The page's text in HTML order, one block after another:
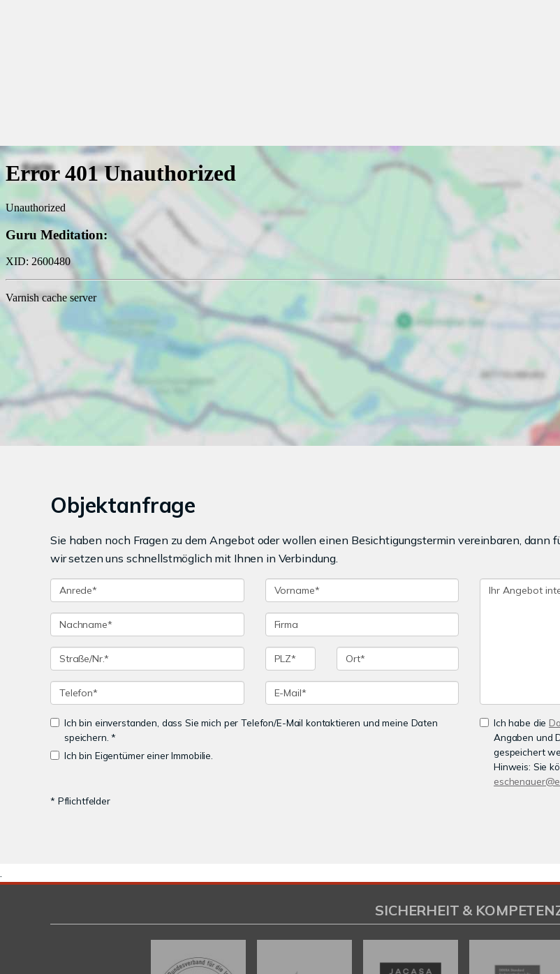
Objektanfrage
Sie haben noch Fragen zu dem Angebot oder wollen einen Besichtigungstermin vereinbaren, dann
wir setzen uns schnellstmöglich mit Ihnen in Verbindung.
Ich bin einverstanden, dass Sie mich per Telefon/E-Mail kontaktieren und meine Daten
speichern. *
Ich bin Eigentümer einer Immobilie.
Ich habe die
Angaben und
gespeichert
Hinweis: Sie
* Pflichtfelder
.
SICHERHEIT &